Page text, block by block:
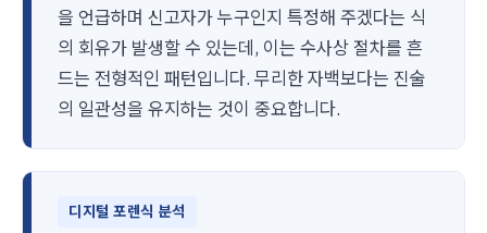
을 언급하며 신고자가 누구인지 특정해 주겠다는 식
의 회유가 발생할 수 있는데, 이는 수사상 절차를 흔
드는 전형적인 패턴입니다. 무리한 자백보다는 진술
의 일관성을 유지하는 것이 중요합니다.
디지털 포렌식 분석